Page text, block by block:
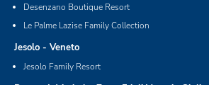
Desenzano Boutique Resort
Le Palme Lazise Family Collection
Jesolo - Veneto
Jesolo Family Resort